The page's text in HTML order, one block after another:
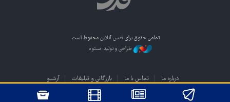
تمامی حقوق برای قدس آنلاین محفوظ است.
طراحی و تولید: نستوه
درباره ما تماس با ما بازرگانی و تبلیغات آرشیو